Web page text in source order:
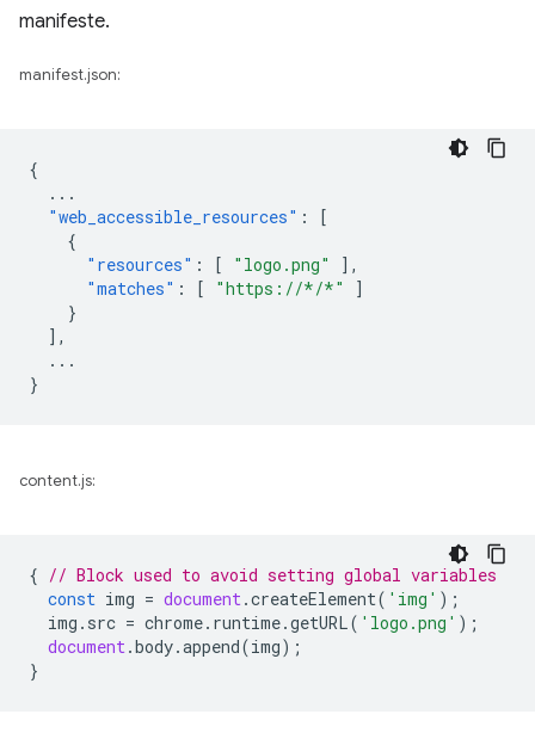
manifeste.
manifest.json:
{
...
"web_accessible_resources" :
[
{
"resources" : [ "logo.png"
],
"matches" : [ "https://*/*"
]
}
],
...
}
content.js:
{ // Block used to avoid setting global variables
const img = document.createElement( 'img' );
img . src = chrome. runtime.getURL( 'logo.png' );
document.body.append(img);
}